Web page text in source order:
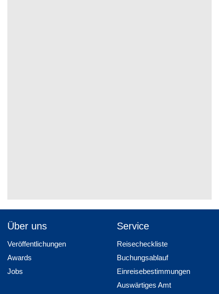
Über uns
Veröffentlichungen
Awards
Jobs
Service
Reisecheckliste
Buchungsablauf
Einreisebestimmungen
Auswärtiges Amt